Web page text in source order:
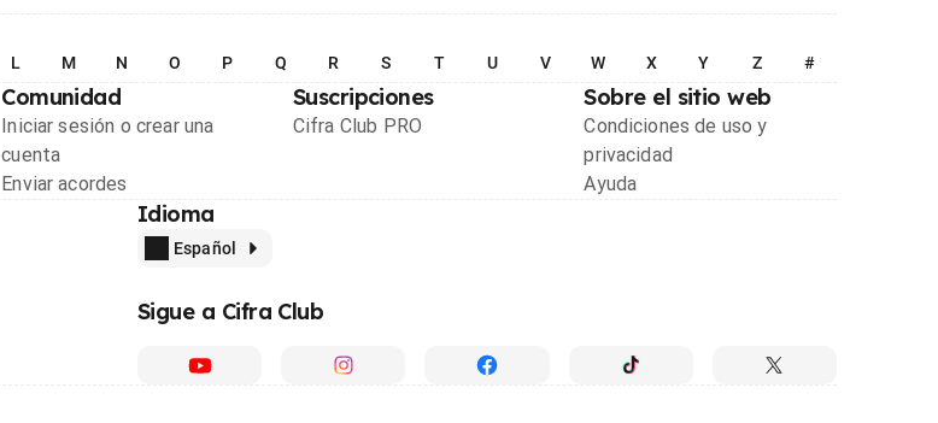
L M N O P Q R S T U V W X Y Z #
Comunidad
Iniciar sesión o crear una
cuenta
Enviar acordes
Suscripciones
Cifra Club PRO
Sobre el sitio web
Condiciones de uso y
privacidad
Ayuda
Idioma
Español
Sigue a Cifra Club